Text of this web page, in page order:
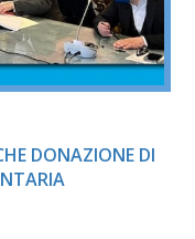
DONAZIONE DI